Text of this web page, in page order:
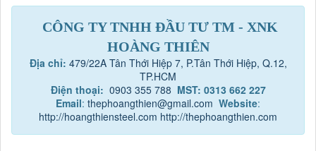
CÔNG TY TNHH ĐẦU TƯ TM - XNK
HOÀNG THIÊN
Địa chỉ: 479/22A Tân Thới Hiệp 7, P.Tân Thới Hiệp, Q.12,
TP.HCM
Điện thoại: 0903 355 788 MST: 0313 662 227
Email: thephoangthien@gmail.com Website:
http://hoangthiensteel.com http://thephoangthien.com